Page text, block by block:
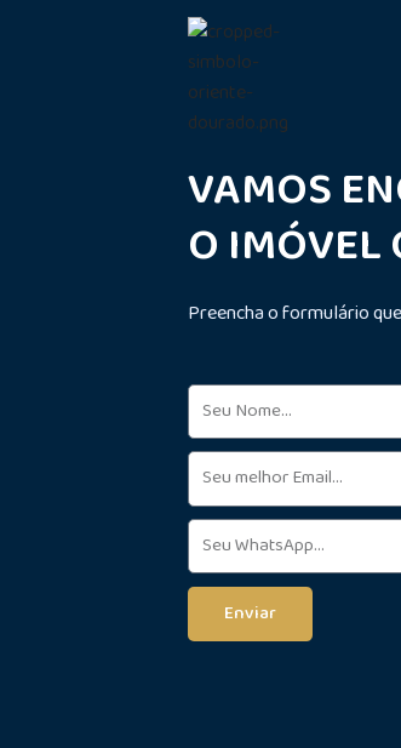
VAMOS
O IMÓVEL
Preencha o formulário
Enviar